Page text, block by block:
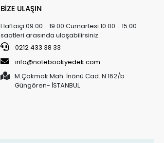
BİZE ULAŞIN
Haftaiçi 09:00 - 19:00 Cumartesi 10:00 - 15:00
saatleri arasında ulaşabilirsiniz.
0212 433 38 33
info@notebookyedek.com
M.Çakmak Mah. İnönü Cad. N.162/b
Güngören- İSTANBUL